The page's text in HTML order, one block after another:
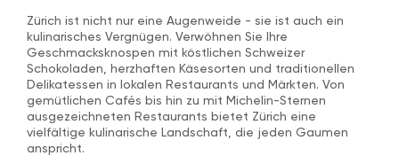
Zürich ist nicht nur eine Augenweide - sie ist auch ein
kulinarisches Vergnügen. Verwöhnen Sie Ihre
Geschmacksknospen mit köstlichen Schweizer
Schokoladen, herzhaften Käsesorten und traditionellen
Delikatessen in lokalen Restaurants und Märkten. Von
gemütlichen Cafés bis hin zu mit Michelin-Sternen
ausgezeichneten Restaurants bietet Zürich eine
vielfältige kulinarische Landschaft, die jeden Gaumen
anspricht.